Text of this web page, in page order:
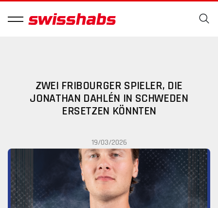
ZWEI FRIBOURGER SPIELER, DIE
JONATHAN DAHLÉN IN SCHWEDEN
ERSETZEN KÖNNTEN
19/03/2026